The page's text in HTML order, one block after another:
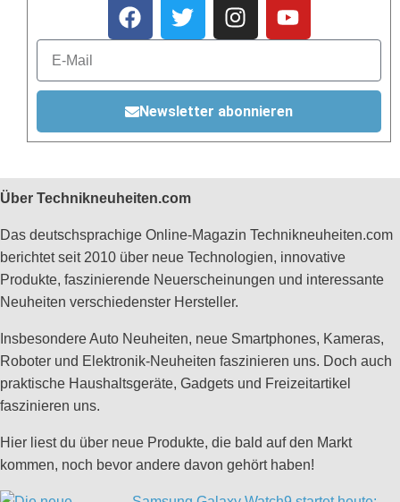
Newsletter abonnieren
Über Technikneuheiten.com
Das deutschsprachige Online-Magazin Technikneuheiten.com
berichtet seit 2010 über neue Technologien, innovative
Produkte, faszinierende Neuerscheinungen und interessante
Neuheiten verschiedenster Hersteller.
Insbesondere Auto Neuheiten, neue Smartphones, Kameras,
Roboter und Elektronik-Neuheiten faszinieren uns. Doch auch
praktische Haushaltsgeräte, Gadgets und Freizeitartikel
faszinieren uns.
Hier liest du über neue Produkte, die bald auf den Markt
kommen, noch bevor andere davon gehört haben!